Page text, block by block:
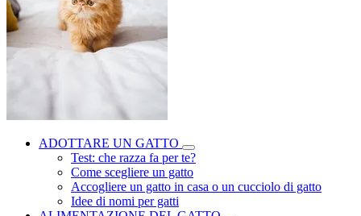
ADOTTARE UN GATTO
Test: che razza fa per te?
Come scegliere un gatto
Accogliere un gatto in casa o un cucciolo di gatto
Idee di nomi per gatti